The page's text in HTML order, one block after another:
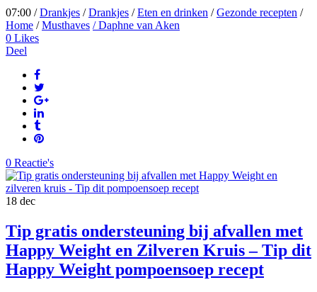
07:00 /Drankjes /Drankjes /Eten en drinken /Gezonde recepten /
Home /Musthaves / Daphne van Aken
0 Likes
Deel
0 Reactie's
18 dec
Tip gratis ondersteuning bij afvallen met
Happy Weight en Zilveren Kruis – Tip dit
Happy Weight pompoensoep recept